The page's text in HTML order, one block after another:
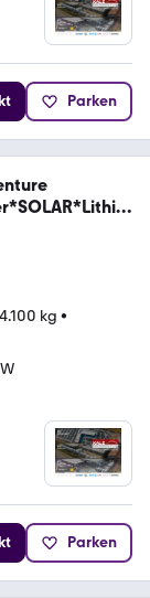
Parken
kg •
Parken